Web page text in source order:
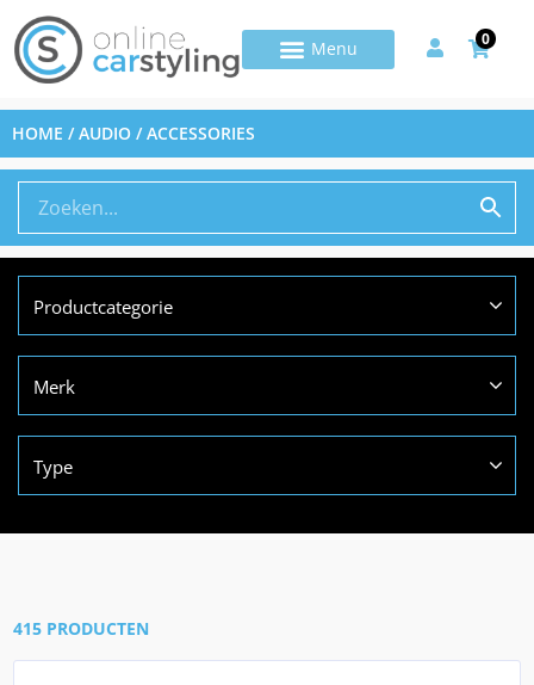
0
HOME / AUDIO / ACCESSORIES
Productcategorie
Merk
Type
415 PRODUCTEN